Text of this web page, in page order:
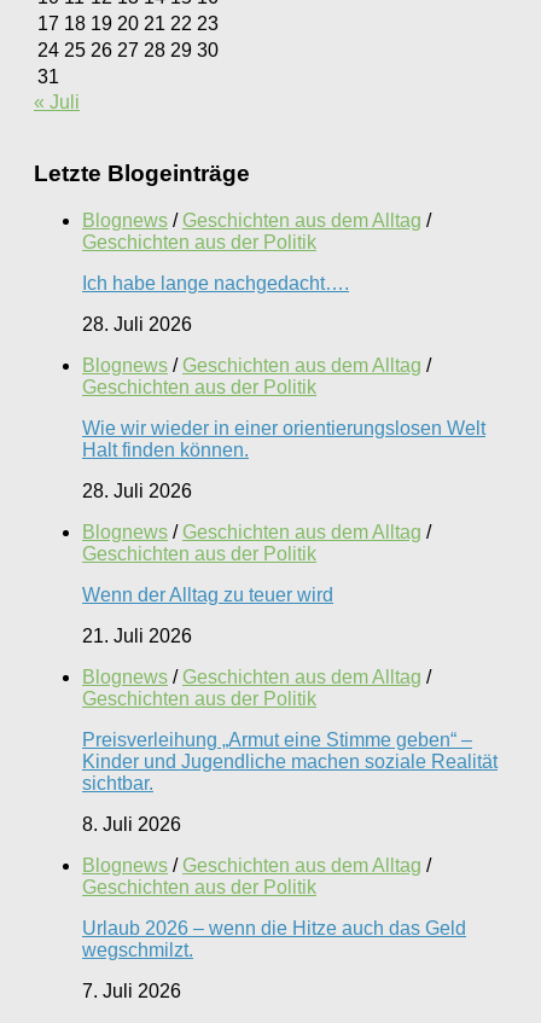
17 18 19 20 21 22 23
24 25 26 27 28 29 30
31
« Juli
Letzte Blogeinträge
Blognews / Geschichten aus dem Alltag /
Geschichten aus der Politik
Ich habe lange nachgedacht….
28. Juli 2026
Blognews / Geschichten aus dem Alltag /
Geschichten aus der Politik
Wie wir wieder in einer orientierungslosen Welt
Halt finden können.
28. Juli 2026
Blognews / Geschichten aus dem Alltag /
Geschichten aus der Politik
Wenn der Alltag zu teuer wird
21. Juli 2026
Blognews / Geschichten aus dem Alltag /
Geschichten aus der Politik
Preisverleihung „Armut eine Stimme geben“ –
Kinder und Jugendliche machen soziale Realität
sichtbar.
8. Juli 2026
Blognews / Geschichten aus dem Alltag /
Geschichten aus der Politik
Urlaub 2026 – wenn die Hitze auch das Geld
wegschmilzt.
7. Juli 2026